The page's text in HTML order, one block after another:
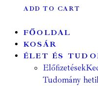
ADD TO CART
FŐOLDAL
KOSÁR
ÉLET ÉS
Előfizetések
Tudomány